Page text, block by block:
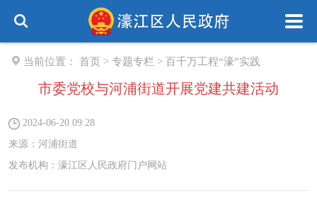
当前位置： 首页 > 专题专栏 > 百千万工程“濠”实践
市委党校与河浦街道开展党建共建活动
2024-06-20 09:28
来源： 河浦街道
发布机构： 濠江区人民政府门户网站